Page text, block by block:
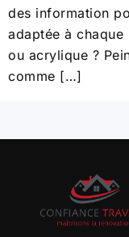
des information
adaptée à
ou acrylique ?
comme […]